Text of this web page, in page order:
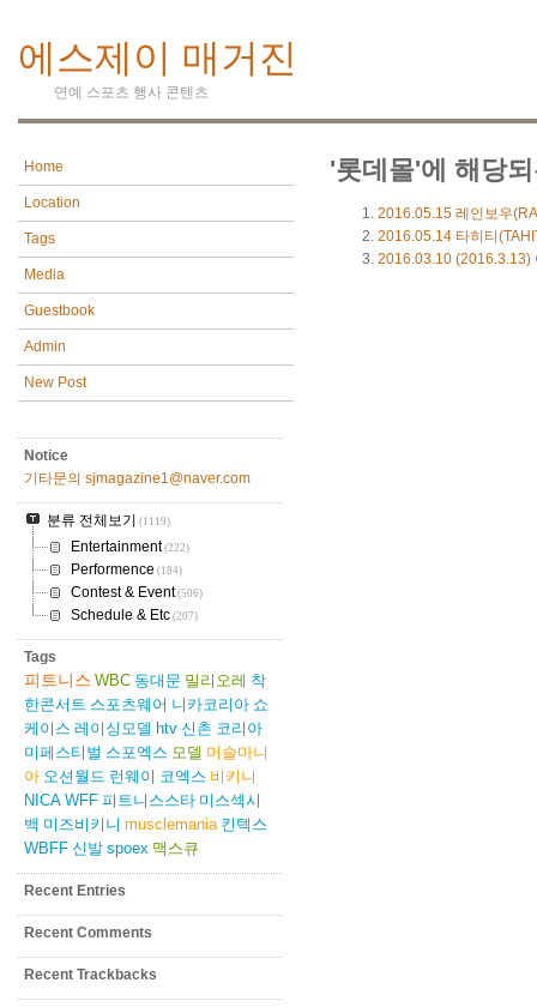
에스제이 매거진
연예 스포츠 행사 콘텐츠
Home
Location
Tags
Media
Guestbook
Admin
New Post
Notice
기타문의 sjmagazine1@naver.com
분류 전체보기 (1119)
Entertainment(222)
Performence (184)
Contest & Event(506)
Schedule & Etc (207)
Tags
피트니스 WBC 동대문 밀리오레 착
한콘서트 스포츠웨어 니카코리아 쇼
케이스 레이싱모델 htv 신촌 코리아
미페스티벌 스포엑스 모델 머슬마니
아 오션월드 런웨이 코엑스 비키니
NICA WFF 피트니스스타 미스섹시
백 미즈비키니 musclemania 킨텍스
WBFF 신발 spoex 맥스큐
Recent Entries
Recent Comments
Recent Trackbacks
'롯데몰'에 해당
2016.05.15 레인보우
2016.05.14 타히티
2016.03.10 (2016.3.13)